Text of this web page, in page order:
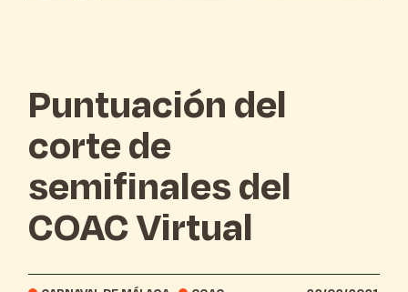
Puntuación del
corte de
semifinales del
COAC Virtual